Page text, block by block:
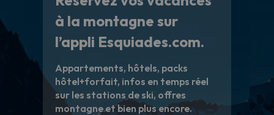
à la montagne sur
l’appli Esquiades.com.
Appartements, hôtels, packs
hôtel+forfait, infos en temps réel
sur les stations de ski, offres
montagne et bien plus encore.